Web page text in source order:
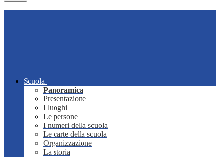
Scuola
Panoramica
Presentazione
I luoghi
Le persone
I numeri della scuola
Le carte della scuola
Organizzazione
La storia